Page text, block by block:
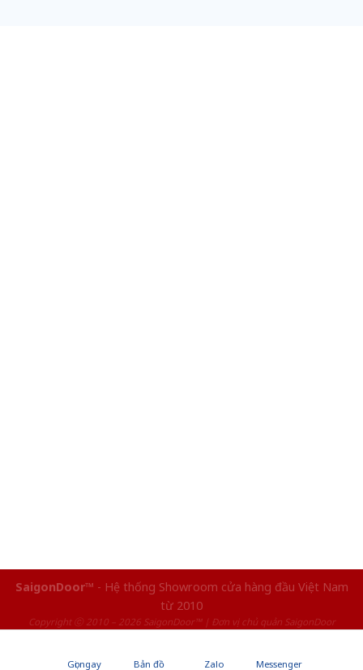
SaigonDoor™ - Hệ thống Showroom cửa hàng đầu Việt Nam
từ 2010
Copyright ⓒ 2010 – 2026 SaigonDoor™ | Đơn vị chủ quản SaigonDoor
Gọi ngay Bản đồ Zalo Messenger